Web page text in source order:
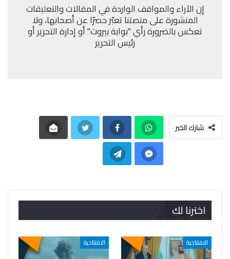
إن الآراء والمواقف الواردة في المقالات والتعليقات
المنشورة على منصتنا تعبّر حصرًا عن أصحابها، ولا
تعكس بالضرورة رأي "بوابة بيروت" أو إدارة التحرير أو
رئيس التحرير
شارك الخبر
اخترنا لك
الافتتاحية الافتتاحية